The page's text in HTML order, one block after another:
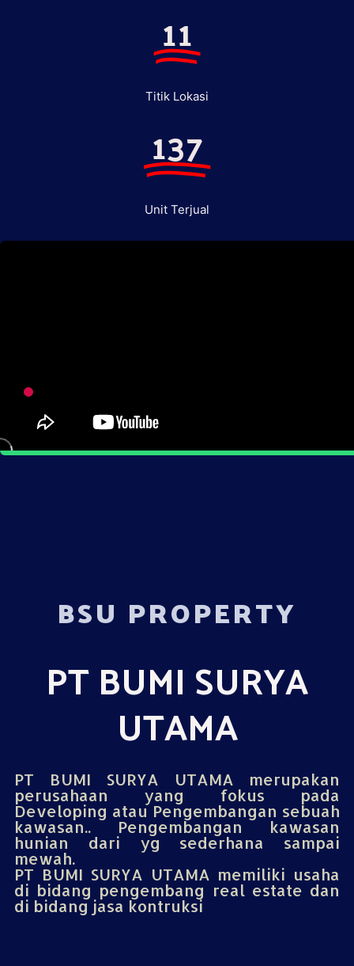
11
Titik Lokasi
137
Unit Terjual
BSU PROPERTY
PT BUMI SURYA
UTAMA
PT BUMI SURYA UTAMA merupakan
perusahaan yang fokus pada
Developing atau Pengembangan sebuah
kawasan.. Pengembangan kawasan
hunian dari yg sederhana sampai
mewah.
PT BUMI SURYA UTAMA memiliki usaha
di bidang pengembang real estate dan
di bidang jasa kontruksi